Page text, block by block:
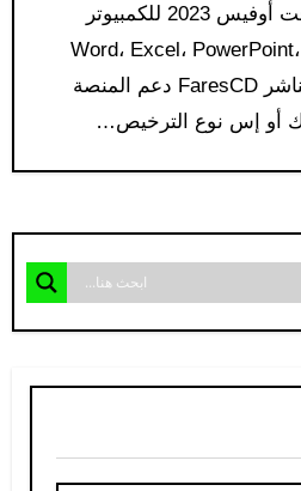
برنامج مايكروسوفت أوفيس 2023 للكمبيوتر
التطبيقات المضمنة Word، Excel، PowerPoint،
Outlook، والمزيد الناشر FaresCD دعم المنصة